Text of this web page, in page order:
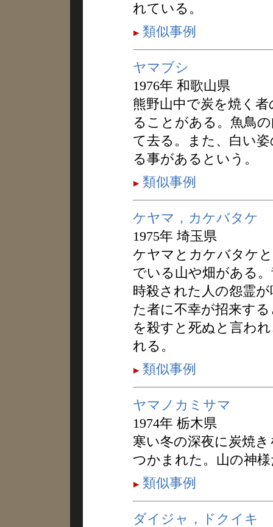
れている。
類似事例
ヤマブシ
1976年 和歌山県
熊野山中で炭を焼く
ることがある。魚鳥
て去る。また、白い
る事があるという。
類似事例
ケヤマ，カケバタケ
1975年 埼玉県
ケヤマとカケバタケ
でいる山や畑がある
時殺された人の怨霊
た者に不幸が招来す
を殺すと死ぬと言わ
れる。
類似事例
ヤマノカミサマ
1974年 栃木県
寒い冬の深夜に炭焼
つかまれた。山の神
類似事例
ダイジャ，ドクイキ